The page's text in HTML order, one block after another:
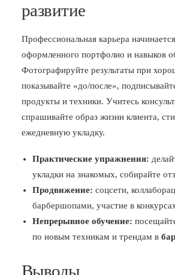
развитие
Профессиональная карьера
оформленного портфолио и навыков
Фотографируйте результаты при
показывайте «до/после»,
продукты и техники. Учитесь
спрашивайте образ жизни клиента,
ежедневную укладку.
Практические упражнения:
укладки на знакомых, собирайте
Продвижение: соцсети,
барбершопами, участие в
Непрерывное обучение:
по новым техникам и трендам в
Выводы